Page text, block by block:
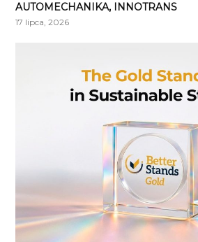
AUTOMECHANIKA, INNOTRANS
17 lipca, 2026